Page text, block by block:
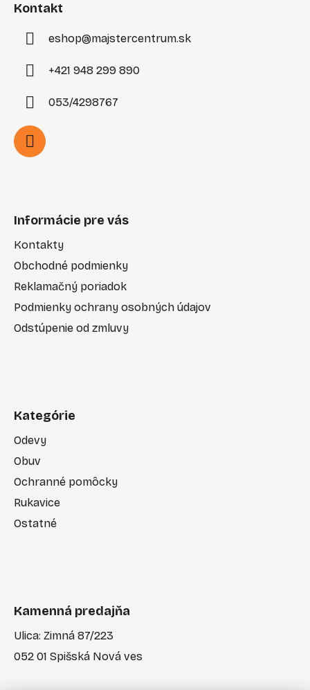
Kontakt
eshop@majstercentrum.sk
+421 948 299 890
053/4298767
Informácie pre vás
Kontakty
Obchodné podmienky
Reklamačný poriadok
Podmienky ochrany osobných údajov
Odstúpenie od zmluvy
Kategórie
Odevy
Obuv
Ochranné pomôcky
Rukavice
Ostatné
Kamenná predajňa
Ulica: Zimná 87/223
052 01 Spišská Nová ves